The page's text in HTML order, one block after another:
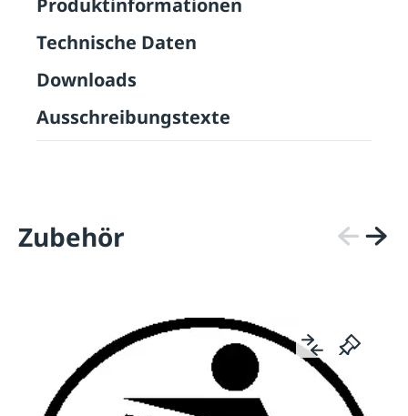
Produktinformationen
Technische Daten
Downloads
Ausschreibungstexte
Zubehör